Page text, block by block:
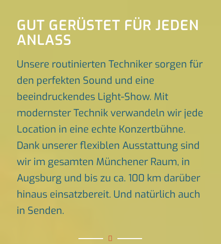
GUT GERÜSTET FÜR JEDEN
ANLASS
Unsere routinierten Techniker sorgen für
den perfekten Sound und eine
beeindruckendes Light-Show. Mit
modernster Technik verwandeln wir jede
Location in eine echte Konzertbühne.
Dank unserer flexiblen Ausstattung sind
wir im gesamten Münchener Raum, in
Augsburg und bis zu ca. 100 km darüber
hinaus einsatzbereit. Und natürlich auch
in Senden.